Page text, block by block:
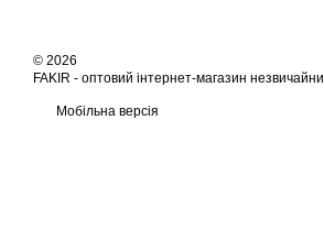
© 2026
FAKIR - оптовий інтернет-магазин
Мобільна версія